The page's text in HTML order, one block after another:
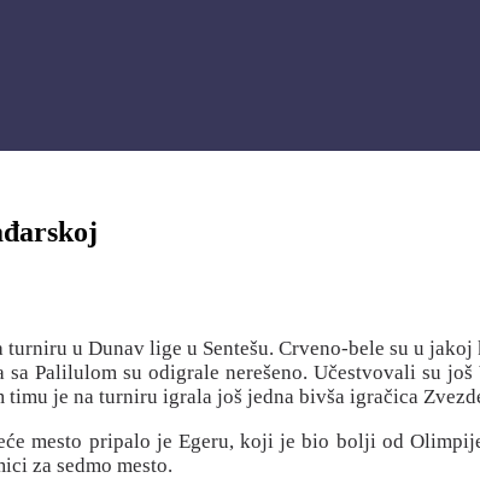
u Dunav lige u Sentešu. Crveno-bele su u
Palilulom su odigrale nerešeno. Učestvovali su
je na turniru igrala još jedna bivša igračica
mesto pripalo je Egeru, koji je bio bolji od
za sedmo mesto.